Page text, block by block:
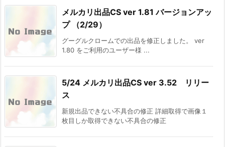
メルカリ出品CS ver 1.81 バージョンアッ
プ （2/29）
グーグルクロームでの出品を修正しました。 ver
1.80 をご利用のユーザー様 ...
5/24 メルカリ出品CS ver 3.52 リリー
ス
新規出品できない不具合の修正 詳細取得で画像１
枚目しか取得できない不具合の修正